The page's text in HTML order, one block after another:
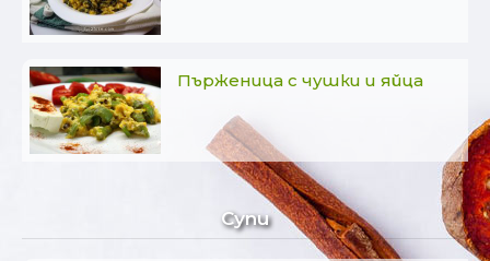
Пърженица с чушки и яйца
Супи